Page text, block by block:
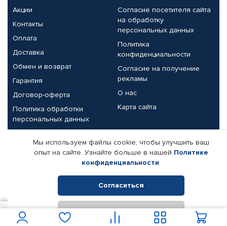
Акции
Контакты
Оплата
Доставка
Обмен и возврат
Гарантия
Договор-оферта
Политика обработки
персональных данных
Согласие посетителя сайта
на обработку
персональных данных
Политика
конфиденциальности
Согласие на получение
рекламы
О нас
Карта сайта
Партнерам
Корпоративным клиентам
Поставщикам
Реквизиты компании
© КАМАЗ ЦЕНТР ДОНЕЦК, 2015-2026. Все права защищены.
Интернет-магазин автомобильных товаров Автопрофи.
Мы используем файлы cookie, чтобы улучшить ваш
опыт на сайте. Узнайте больше в нашей Политике
конфиденциальности.
Согласиться
Отклонить
В корзину